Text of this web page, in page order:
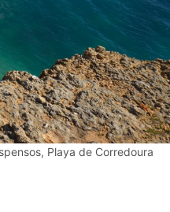
Playa de Corredoura